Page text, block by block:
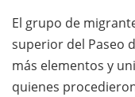
El grupo de
superior del Paseo
más elementos y
quienes